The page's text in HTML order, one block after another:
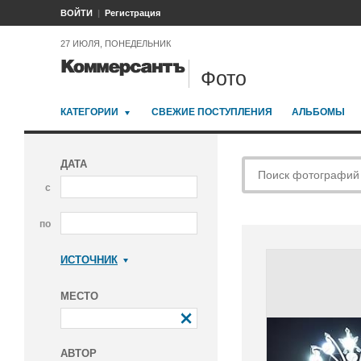
ВОЙТИ Регистрация
27 ИЮЛЯ, ПОНЕДЕЛЬНИК
Фото
КАТЕГОРИИ СВЕЖИЕ ПОСТУПЛЕНИЯ АЛЬБОМЫ
ДАТА
с
по
ИСТОЧНИК
МЕСТО
АВТОР